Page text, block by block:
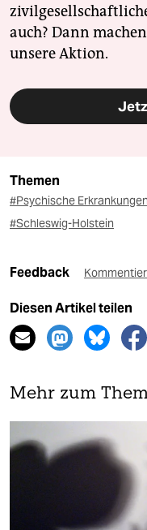
auch? Dann
unsere Aktion.
Themen
#Psychische Erkrankungen
#Schleswig-Holstein
Feedback
Diesen Artikel teilen
Mehr zum